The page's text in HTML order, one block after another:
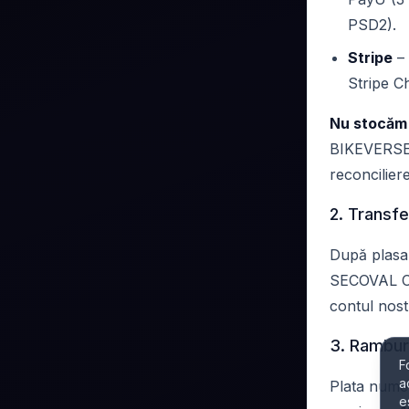
PSD2).
Stripe –
Stripe
Nu stocăm
2.
După
SECOVAL
contul
3.
Plata